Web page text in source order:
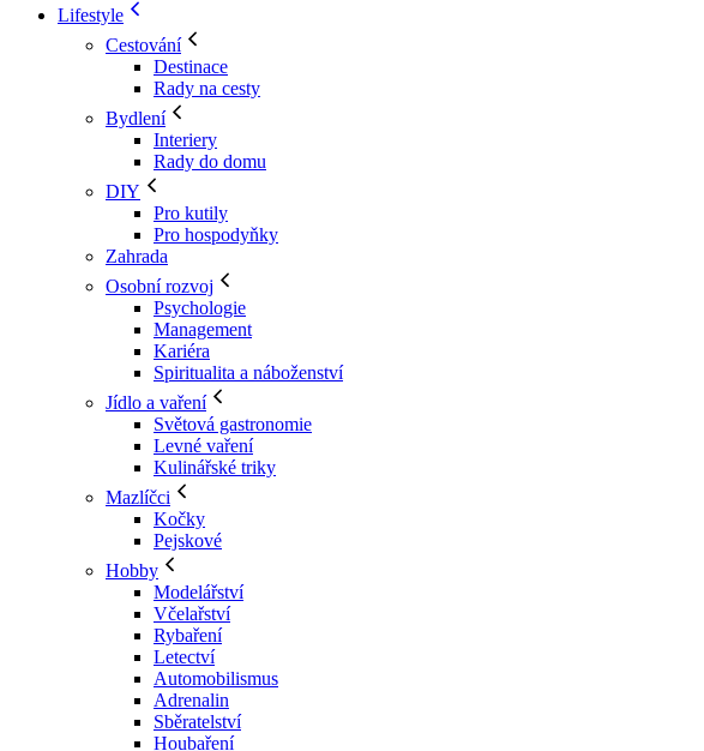
Lifestyle
Cestování
Destinace
Rady na cesty
Bydlení
Interiery
Rady do domu
DIY
Pro kutily
Pro hospodyňky
Zahrada
Osobní rozvoj
Psychologie
Management
Kariéra
Spiritualita a náboženství
Jídlo a vaření
Světová gastronomie
Levné vaření
Kulinářské triky
Mazlíčci
Kočky
Pejskové
Hobby
Modelářství
Včelařství
Rybaření
Letectví
Automobilismus
Adrenalin
Sběratelství
Houbaření